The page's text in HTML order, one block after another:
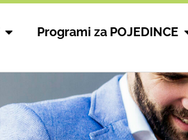
Programi za POJEDINCE